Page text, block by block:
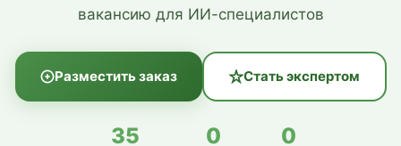
вакансию для ИИ-специалистов
Разместить заказ Стать экспертом
35 0 0